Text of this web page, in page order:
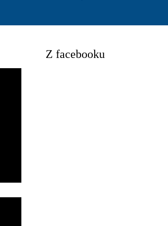
Z facebooku